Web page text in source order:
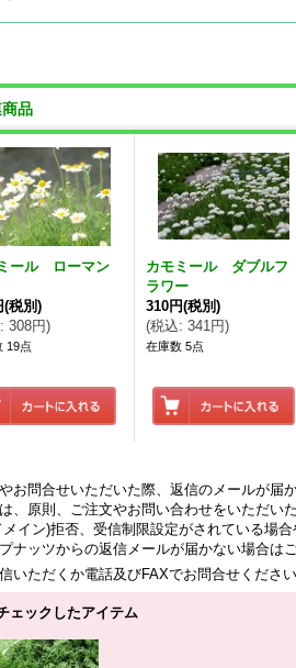
商品
ール ローマン
(税別)
: 308円)
19点
カモミール ダブルフ
ラワー
310円(税別)
(税込: 341円)
在庫数 5点
お問合せいただいた際、返信のメールが届
、原則、ご注文やお問い合わせをいただい
イン)拒否、受信制限設定がされている場
ナッツからの返信メールが届かない場合は
いただくか電話及びFAXでお問合せくださ
ェックしたアイテム